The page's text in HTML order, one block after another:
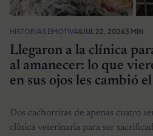
HISTORIAS EMOTIVASJUL 22, 20263 MIN
Llegaron a la clínica
al amanecer: lo que
en sus ojos les cambió
Dos cachorritas de apenas cuatro
clínica veterinaria para ser